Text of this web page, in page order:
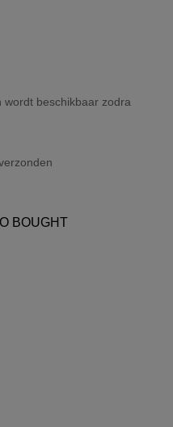
wordt beschikbaar zodra
BOUGHT